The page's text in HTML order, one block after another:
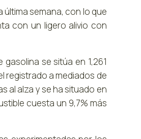
última semana, con lo que
con un ligero alivio con
se sitúa en 1,261
registrado a mediados de
al alza y se ha situado en
cuesta un 9,7% más